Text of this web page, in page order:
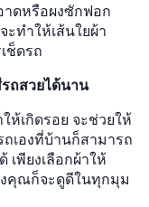
าดหรือผงซักฟอก
ะทำให้เส้นใยผ้า
ช็ดรถ
รถสวยได้นาน
ห้เกิดรอย จะช่วยให้
เองที่บ้านก็สามารถ
เพียงเลือกผ้าให้
งคุณก็จะดูดีในทุกมุม